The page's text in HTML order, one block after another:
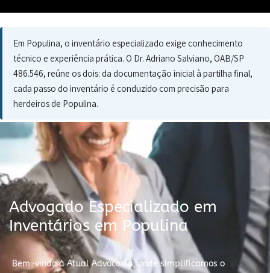
Em Populina, o inventário especializado exige conhecimento
técnico e experiência prática. O Dr. Adriano Salviano, OAB/SP
486.546, reúne os dois: da documentação inicial à partilha final,
cada passo do inventário é conduzido com precisão para
herdeiros de Populina.
Advogado Especializado em
Inventários em Populina
Bem-vindo à Atual Advocacia, onde simplificamos o